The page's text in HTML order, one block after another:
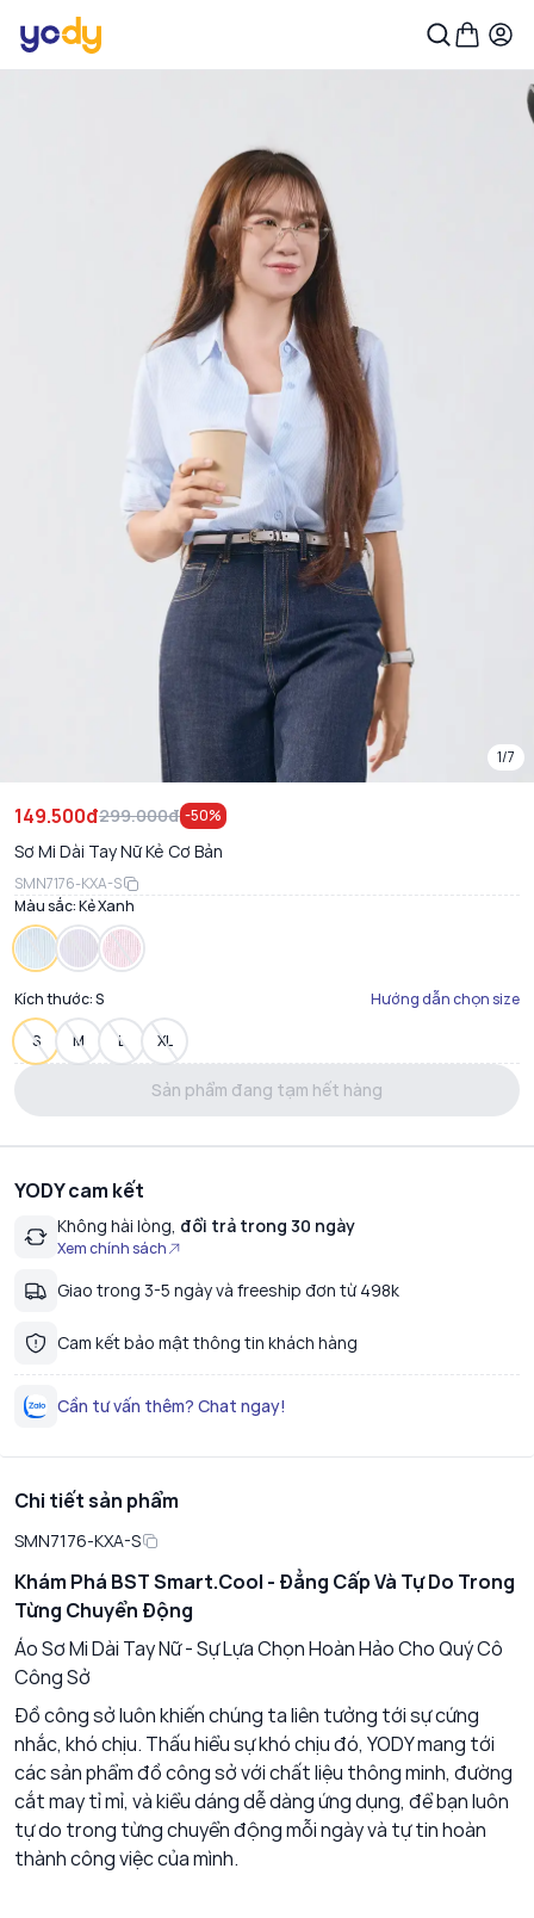
1/7
149.500đ299.000đ -50%
Sơ Mi Dài Tay Nữ Kẻ Cơ Bản
SMN7176-KXA-S
Màu sắc:Kẻ Xanh
Kích thước:S Hướng dẫn chọn size
S M L XL
Sản phẩm đang tạm hết hàng
YODY cam kết
Không hài lòng, đổi trả trong 30 ngày
Xem chính sách
Giao trong 3-5 ngày và freeship đơn từ 498k
Cam kết bảo mật thông tin khách hàng
Cần tư vấn thêm? Chat ngay!
Chi tiết sản phẩm
SMN7176-KXA-S
Khám Phá BST Smart.Cool - Đẳng Cấp Và Tự Do Trong
Từng Chuyển Động
Áo Sơ Mi Dài Tay Nữ - Sự Lựa Chọn Hoàn Hảo Cho Quý Cô
Công Sở
Đồ công sở luôn khiến chúng ta liên tưởng tới sự cứng
nhắc, khó chịu. Thấu hiểu sự khó chịu đó, YODY mang tới
các sản phẩm đồ công sở với chất liệu thông minh, đường
cắt may tỉ mỉ, và kiểu dáng dễ dàng ứng dụng, để bạn luôn
tự do trong từng chuyển động mỗi ngày và tự tin hoàn
thành công việc của mình.